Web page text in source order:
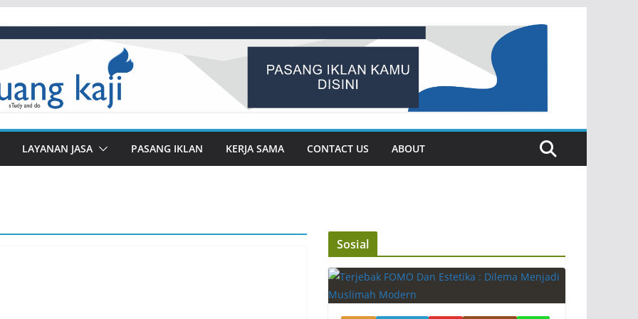
LAYANAN JASA PASANG IKLAN KERJA SAMA CONTACT US ABOUT
Sosial